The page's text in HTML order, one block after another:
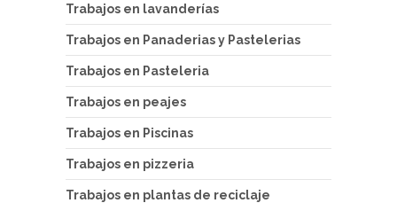
Trabajos en lavanderías
Trabajos en Panaderias y Pastelerias
Trabajos en Pasteleria
Trabajos en peajes
Trabajos en Piscinas
Trabajos en pizzeria
Trabajos en plantas de reciclaje